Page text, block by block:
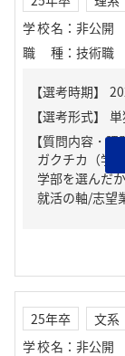
学校名 ： 非公開
職種 ： 技術職
【質問内容・課
ガクチカ（学
学部を選んだ
就活の軸/志望
25年卒 文系
学校名 ： 非公開